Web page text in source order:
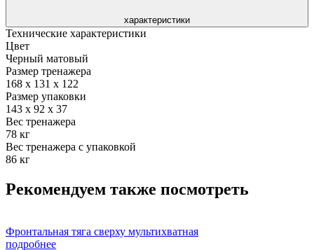
характеристики
Технические характеристики
Цвет
Черный матовый
Размер тренажера
168 х 131 х 122
Размер упаковки
143 x 92 x 37
Вес тренажера
78 кг
Вес тренажера с упаковкой
86 кг
Рекомендуем также посмотреть
Фронтальная тяга сверху мультихватная
подробнее